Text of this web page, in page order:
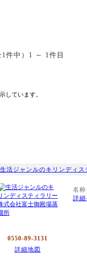
件中）1 ～ 1件目
しています。
生活ジャンルのキリンディ
0550-89-3131
詳細地図
名
詳